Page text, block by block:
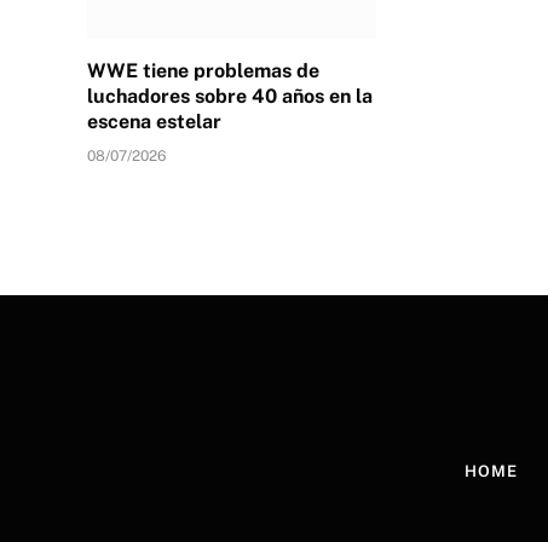
WWE tiene problemas de
luchadores sobre 40 años en la
escena estelar
08/07/2026
HOME